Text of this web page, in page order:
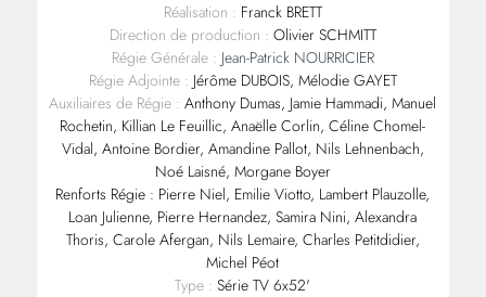
Réalisation : Franck BRETT
Direction de production : Olivier SCHMITT
Régie Générale : Jean-Patrick NOURRICIER
Régie Adjointe : Jérôme DUBOIS, Mélodie GAYET
Auxiliaires de Régie :Anthony Dumas, Jamie Hammadi, Manuel
Rochetin, Killian Le Feuillic, Anaëlle Corlin, Céline Chomel-
Vidal, Antoine Bordier, Amandine Pallot, Nils Lehnenbach,
Noé Laisné, Morgane Boyer
Renforts Régie : Pierre Niel, Emilie Viotto, Lambert Plauzolle,
Loan Julienne, Pierre Hernandez, Samira Nini, Alexandra
Thoris, Carole Afergan, Nils Lemaire, Charles Petitdidier,
Michel Péot
Type : Série TV 6x52'